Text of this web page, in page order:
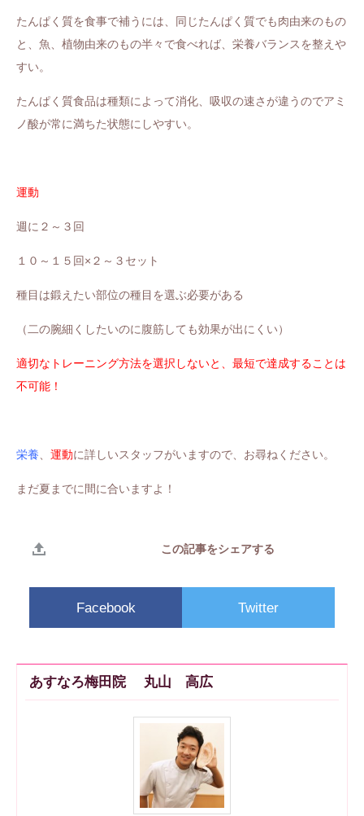
たんぱく質を食事で補うには、同じたんぱく質でも肉由来のもの
と、魚、植物由来のもの半々で食べれば、栄養バランスを整えや
すい。
たんぱく質食品は種類によって消化、吸収の速さが違うのでアミ
ノ酸が常に満ちた状態にしやすい。
運動
週に２～３回
１０～１５回×２～３セット
種目は鍛えたい部位の種目を選ぶ必要がある
（二の腕細くしたいのに腹筋しても効果が出にくい）
適切なトレーニング方法を選択しないと、最短で達成することは
不可能！
栄養 運動に詳しいスタッフがいますので、お尋ねください。
まだ夏までに間に合いますよ！
この記事をシェアする
Facebook Twitter
あすなろ梅田院 丸山 高広